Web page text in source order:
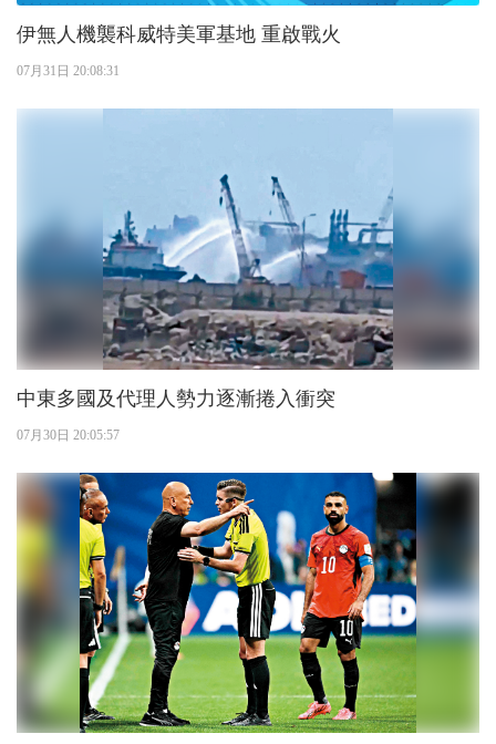
伊無人機襲科威特美軍基地 重啟戰火
07月31日 20:08:31
中東多國及代理人勢力逐漸捲入衝突
07月30日 20:05:57